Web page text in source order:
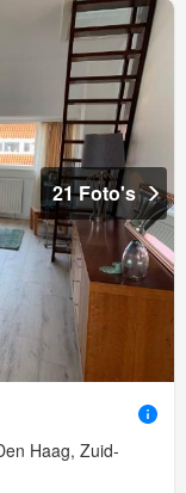
21 Foto's
Haag, Zuid-